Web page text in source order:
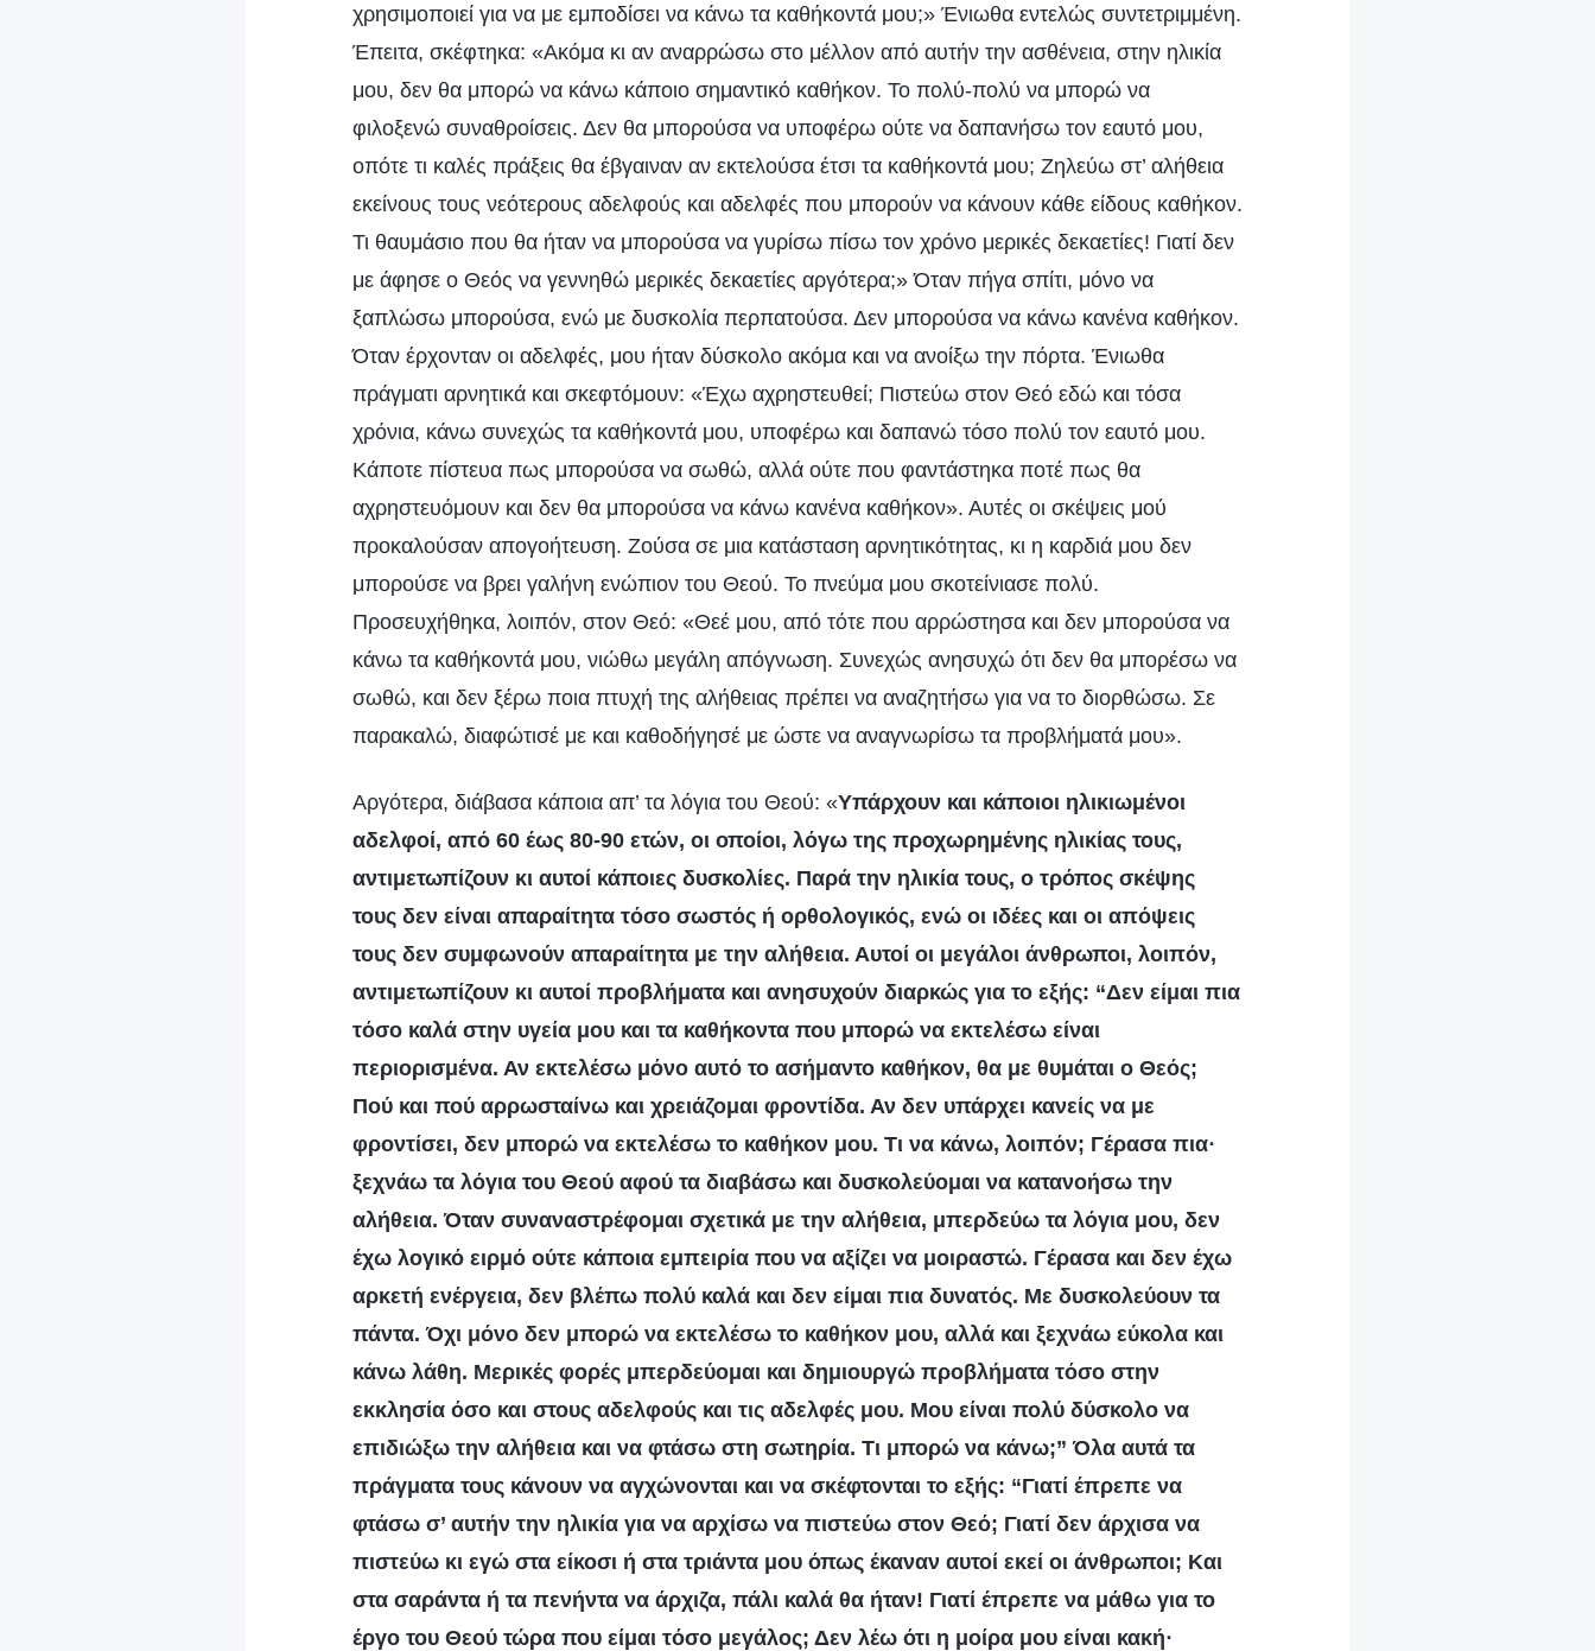
χρησιμοποιεί για να με εμποδίσει να κάνω τα καθήκοντά μου;» Ένιωθα εντελώς συντετριμμένη.
Έπειτα, σκέφτηκα: «Ακόμα κι αν αναρρώσω στο μέλλον από αυτήν την ασθένεια, στην ηλικία
μου, δεν θα μπορώ να κάνω κάποιο σημαντικό καθήκον. Το πολύ-πολύ να μπορώ να
φιλοξενώ συναθροίσεις. Δεν θα μπορούσα να υποφέρω ούτε να δαπανήσω τον εαυτό μου,
οπότε τι καλές πράξεις θα έβγαιναν αν εκτελούσα έτσι τα καθήκοντά μου; Ζηλεύω στ’ αλήθεια
εκείνους τους νεότερους αδελφούς και αδελφές που μπορούν να κάνουν κάθε είδους καθήκον.
Τι θαυμάσιο που θα ήταν να μπορούσα να γυρίσω πίσω τον χρόνο μερικές δεκαετίες! Γιατί δεν
με άφησε ο Θεός να γεννηθώ μερικές δεκαετίες αργότερα;» Όταν πήγα σπίτι, μόνο να
ξαπλώσω μπορούσα, ενώ με δυσκολία περπατούσα. Δεν μπορούσα να κάνω κανένα καθήκον.
Όταν έρχονταν οι αδελφές, μου ήταν δύσκολο ακόμα και να ανοίξω την πόρτα. Ένιωθα
πράγματι αρνητικά και σκεφτόμουν: «Έχω αχρηστευθεί; Πιστεύω στον Θεό εδώ και τόσα
χρόνια, κάνω συνεχώς τα καθήκοντά μου, υποφέρω και δαπανώ τόσο πολύ τον εαυτό μου.
Κάποτε πίστευα πως μπορούσα να σωθώ, αλλά ούτε που φαντάστηκα ποτέ πως θα
αχρηστευόμουν και δεν θα μπορούσα να κάνω κανένα καθήκον». Αυτές οι σκέψεις μού
προκαλούσαν απογοήτευση. Ζούσα σε μια κατάσταση αρνητικότητας, κι η καρδιά μου δεν
μπορούσε να βρει γαλήνη ενώπιον του Θεού. Το πνεύμα μου σκοτείνιασε πολύ.
Προσευχήθηκα, λοιπόν, στον Θεό: «Θεέ μου, από τότε που αρρώστησα και δεν μπορούσα να
κάνω τα καθήκοντά μου, νιώθω μεγάλη απόγνωση. Συνεχώς ανησυχώ ότι δεν θα μπορέσω να
σωθώ, και δεν ξέρω ποια πτυχή της αλήθειας πρέπει να αναζητήσω για να το διορθώσω. Σε
παρακαλώ, διαφώτισέ με και καθοδήγησέ με ώστε να αναγνωρίσω τα προβλήματά μου».
Αργότερα, διάβασα κάποια απ’ τα λόγια του Θεού: «Υπάρχουν και κάποιοι ηλικιωμένοι
αδελφοί, από 60 έως 80-90 ετών, οι οποίοι, λόγω της προχωρημένης ηλικίας τους,
αντιμετωπίζουν κι αυτοί κάποιες δυσκολίες. Παρά την ηλικία τους, ο τρόπος σκέψης
τους δεν είναι απαραίτητα τόσο σωστός ή ορθολογικός, ενώ οι ιδέες και οι απόψεις
τους δεν συμφωνούν απαραίτητα με την αλήθεια. Αυτοί οι μεγάλοι άνθρωποι, λοιπόν,
αντιμετωπίζουν κι αυτοί προβλήματα και ανησυχούν διαρκώς για το εξής: “Δεν είμαι πια
τόσο καλά στην υγεία μου και τα καθήκοντα που μπορώ να εκτελέσω είναι
περιορισμένα. Αν εκτελέσω μόνο αυτό το ασήμαντο καθήκον, θα με θυμάται ο Θεός;
Πού και πού αρρωσταίνω και χρειάζομαι φροντίδα. Αν δεν υπάρχει κανείς να με
φροντίσει, δεν μπορώ να εκτελέσω το καθήκον μου. Τι να κάνω, λοιπόν; Γέρασα πια·
ξεχνάω τα λόγια του Θεού αφού τα διαβάσω και δυσκολεύομαι να κατανοήσω την
αλήθεια. Όταν συναναστρέφομαι σχετικά με την αλήθεια, μπερδεύω τα λόγια μου, δεν
έχω λογικό ειρμό ούτε κάποια εμπειρία που να αξίζει να μοιραστώ. Γέρασα και δεν έχω
αρκετή ενέργεια, δεν βλέπω πολύ καλά και δεν είμαι πια δυνατός. Με δυσκολεύουν τα
πάντα. Όχι μόνο δεν μπορώ να εκτελέσω το καθήκον μου, αλλά και ξεχνάω εύκολα και
κάνω λάθη. Μερικές φορές μπερδεύομαι και δημιουργώ προβλήματα τόσο στην
εκκλησία όσο και στους αδελφούς και τις αδελφές μου. Μου είναι πολύ δύσκολο να
επιδιώξω την αλήθεια και να φτάσω στη σωτηρία. Τι μπορώ να κάνω;” Όλα αυτά τα
πράγματα τους κάνουν να αγχώνονται και να σκέφτονται το εξής: “Γιατί έπρεπε να
φτάσω σ’ αυτήν την ηλικία για να αρχίσω να πιστεύω στον Θεό; Γιατί δεν άρχισα να
πιστεύω κι εγώ στα είκοσι ή στα τριάντα μου όπως έκαναν αυτοί εκεί οι άνθρωποι; Και
στα σαράντα ή τα πενήντα να άρχιζα, πάλι καλά θα ήταν! Γιατί έπρεπε να μάθω για το
έργο του Θεού τώρα που είμαι τόσο μεγάλος; Δεν λέω ότι η μοίρα μου είναι κακή·